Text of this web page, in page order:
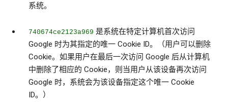
系统。
740674ce2123a969 是系统在特定计算机首次访问
Google 时为其指定的唯一 Cookie ID。（用户可以删除
Cookie。如果用户在最后一次访问 Google 后从计算机
中删除了相应的 Cookie，则当用户从该设备再次访问
Google 时，系统会为该设备指定这个唯一 Cookie
ID。）